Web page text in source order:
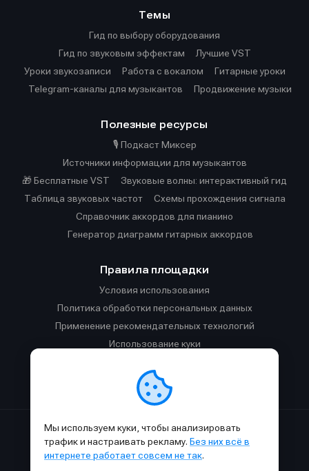
Темы
Гид по выбору оборудования
Гид по звуковым эффектам
Лучшие VST
Уроки звукозаписи
Работа с вокалом
Гитарные уроки
Telegram-каналы для музыкантов
Продвижение музыки
Полезные ресурсы
🎙️ Подкаст Миксер
Источники информации для музыкантов
🎁 Бесплатные VST
Звуковые волны: интерактивный гид
Таблица звуковых частот
Cхемы прохождения сигнала
Справочник аккордов для пианино
Генератор диаграмм гитарных аккордов
Правила площадки
Условия использования
Политика обработки персональных данных
Применение рекомендательных технологий
Использование куки
Правила общения в Телеграм-чате
Сделано с к в SAMESOUND© 2015-2026.
Использование материалов SAMESOUND разрешено только с
Мы используем куки, чтобы анализировать
трафик и настраивать рекламу. Без них всё в
интернете работает совсем не так.